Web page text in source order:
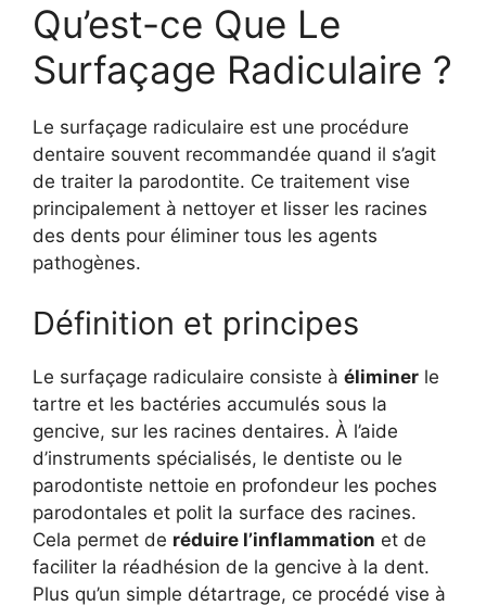
Qu’est-ce Que Le
Surfaçage Radiculaire ?
Le surfaçage radiculaire est une procédure
dentaire souvent recommandée quand il s’agit
de traiter la parodontite. Ce traitement vise
principalement à nettoyer et lisser les racines
des dents pour éliminer tous les agents
pathogènes.
Définition et principes
Le surfaçage radiculaire consiste à éliminer le
tartre et les bactéries accumulés sous la
gencive, sur les racines dentaires. À l’aide
d’instruments spécialisés, le dentiste ou le
parodontiste nettoie en profondeur les poches
parodontales et polit la surface des racines.
Cela permet de réduire l’inflammation et de
faciliter la réadhésion de la gencive à la dent.
Plus qu’un simple détartrage, ce procédé vise à